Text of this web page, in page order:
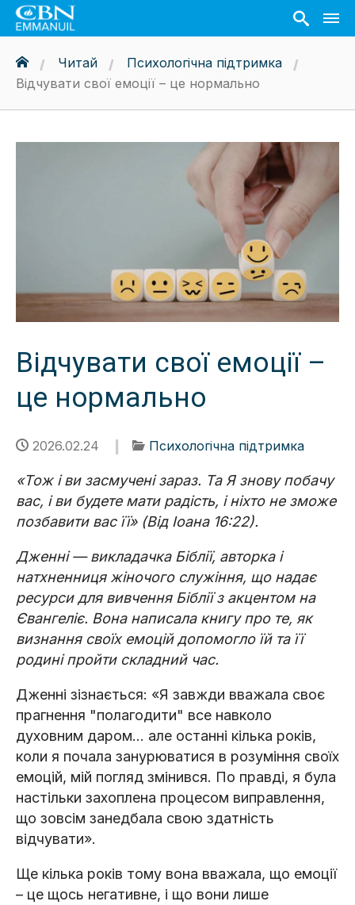
Читай
Психологічна підтримка
Відчувати свої емоції – це нормально
Відчувати свої емоції –
це нормально
2026.02.24 Психологічна підтримка
«Тож і ви засмучені зараз. Та Я знову побачу
вас, і ви будете мати радість, і ніхто не зможе
позбавити вас її» (Від Іоана 16:22).
Дженні — викладачка Біблії, авторка і
натхненниця жіночого служіння, що надає
ресурси для вивчення Біблії з акцентом на
Євангеліє. Вона написала книгу про те, як
визнання своїх емоцій допомогло їй та її
родині пройти складний час.
Дженні зізнається: «Я завжди вважала своє
прагнення "полагодити" все навколо
духовним даром... але останні кілька років,
коли я почала занурюватися в розуміння своїх
емоцій, мій погляд змінився. По правді, я була
настільки захоплена процесом виправлення,
що зовсім занедбала свою здатність
відчувати».
Ще кілька років тому вона вважала, що емоції
– це щось негативне, і що вони лише